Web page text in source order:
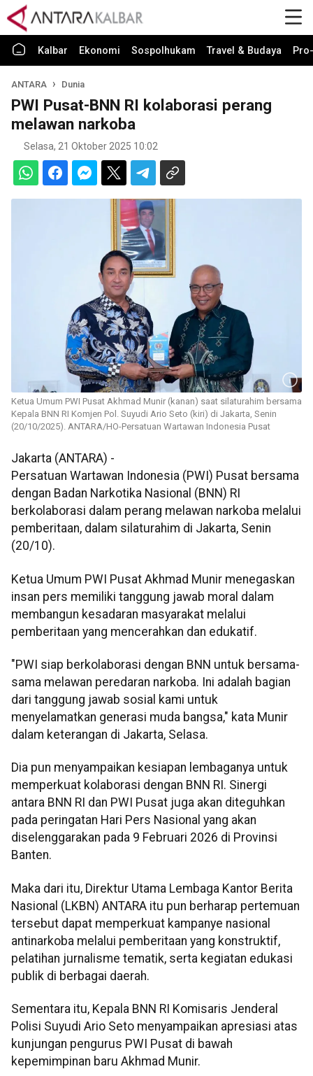
Kalbar Ekonomi Sospolhukam Travel & Budaya
ANTARA Dunia
PWI Pusat-BNN RI kolaborasi perang
melawan narkoba
Selasa, 21 Oktober 2025 10:02
Ketua Umum PWI Pusat Akhmad Munir (kanan) saat silaturahim bersama
Kepala BNN RI Komjen Pol. Suyudi Ario Seto (kiri) di Jakarta, Senin
(20/10/2025). ANTARA/HO-Persatuan Wartawan Indonesia Pusat
Jakarta (ANTARA) -
Persatuan Wartawan Indonesia (PWI) Pusat bersama
dengan Badan Narkotika Nasional (BNN) RI
berkolaborasi dalam perang melawan narkoba melalui
pemberitaan, dalam silaturahim di Jakarta, Senin
(20/10).
Ketua Umum PWI Pusat Akhmad Munir menegaskan
insan pers memiliki tanggung jawab moral dalam
membangun kesadaran masyarakat melalui
pemberitaan yang mencerahkan dan edukatif.
"PWI siap berkolaborasi dengan BNN untuk bersama-
sama melawan peredaran narkoba. Ini adalah bagian
dari tanggung jawab sosial kami untuk
menyelamatkan generasi muda bangsa," kata Munir
dalam keterangan di Jakarta, Selasa.
Dia pun menyampaikan kesiapan lembaganya untuk
memperkuat kolaborasi dengan BNN RI. Sinergi
antara BNN RI dan PWI Pusat juga akan diteguhkan
pada peringatan Hari Pers Nasional yang akan
diselenggarakan pada 9 Februari 2026 di Provinsi
Banten.
Maka dari itu, Direktur Utama Lembaga Kantor Berita
Nasional (LKBN) ANTARA itu pun berharap pertemuan
tersebut dapat memperkuat kampanye nasional
antinarkoba melalui pemberitaan yang konstruktif,
pelatihan jurnalisme tematik, serta kegiatan edukasi
publik di berbagai daerah.
Sementara itu, Kepala BNN RI Komisaris Jenderal
Polisi Suyudi Ario Seto menyampaikan apresiasi atas
kunjungan pengurus PWI Pusat di bawah
kepemimpinan baru Akhmad Munir.